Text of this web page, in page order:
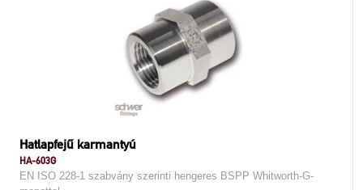
Hatlapfejű karmantyú
HA-603G
EN ISO 228-1 szabvány szerinti hengeres BSPP Whitworth-G-